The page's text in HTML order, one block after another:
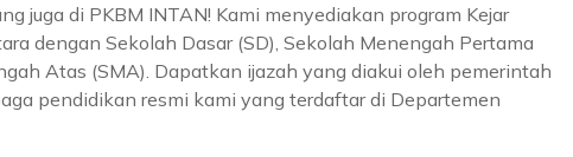
juga di PKBM INTAN! Kami menyediakan program Kejar
dengan Sekolah Dasar (SD), Sekolah Menengah Pertama
Atas (SMA). Dapatkan ijazah yang diakui oleh pemerintah
pendidikan resmi kami yang terdaftar di Departemen